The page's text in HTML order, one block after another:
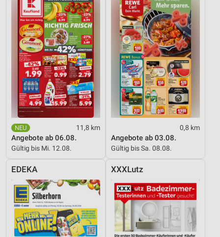
11,8 km
Angebote ab 06.08.
Gültig bis Mi. 12.08.
0,8 km
Angebote ab 03.08.
Gültig bis Sa. 08.08.
EDEKA XXXLutz